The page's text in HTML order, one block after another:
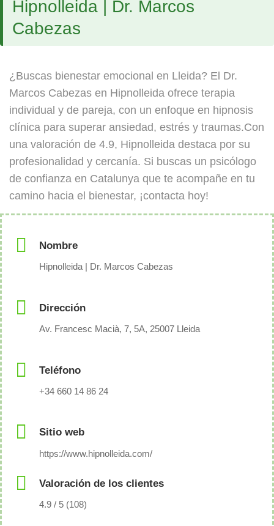
Hipnolleida | Dr. Marcos
Cabezas
¿Buscas bienestar emocional en Lleida? El Dr.
Marcos Cabezas en Hipnolleida ofrece terapia
individual y de pareja, con un enfoque en hipnosis
clínica para superar ansiedad, estrés y traumas.Con
una valoración de 4.9, Hipnolleida destaca por su
profesionalidad y cercanía. Si buscas un psicólogo
de confianza en Catalunya que te acompañe en tu
camino hacia el bienestar, ¡contacta hoy!
Nombre
Hipnolleida | Dr. Marcos Cabezas
Dirección
Av. Francesc Macià, 7, 5A, 25007 Lleida
Teléfono
+34 660 14 86 24
Sitio web
https://www.hipnolleida.com/
Valoración de los clientes
4.9 / 5 (108)